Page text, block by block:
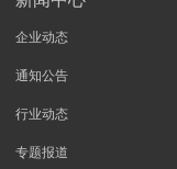
企业动态
通知公告
行业动态
专题报道